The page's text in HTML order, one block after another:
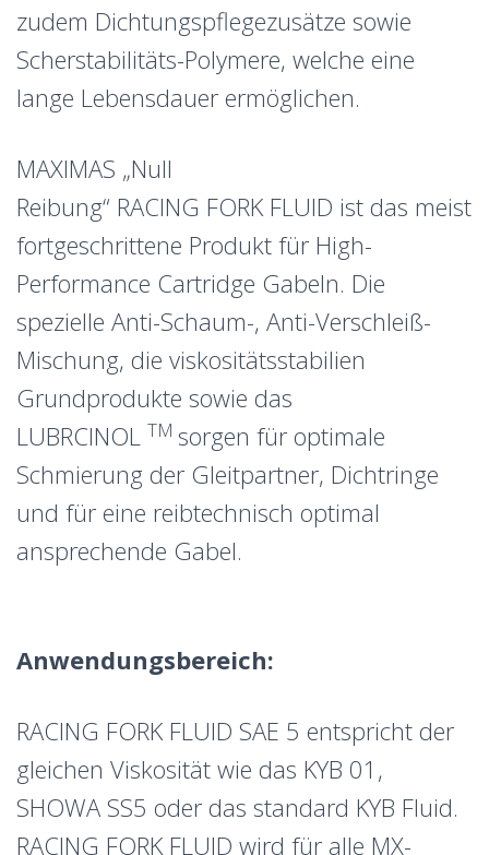
zudem Dichtungspflegezusätze sowie
Scherstabilitäts-Polymere, welche eine
lange Lebensdauer ermöglichen.
MAXIMAS „Null
Reibung“ RACING FORK FLUID ist das meist
fortgeschrittene Produkt für High-
Performance Cartridge Gabeln. Die
spezielle Anti-Schaum-, Anti-Verschleiß-
Mischung, die viskositätsstabilien
Grundprodukte sowie das
LUBRCINOL
TM sorgen für optimale
Schmierung der Gleitpartner, Dichtringe
und für eine reibtechnisch optimal
ansprechende Gabel.
Anwendungsbereich:
RACING FORK FLUID SAE 5 entspricht der
gleichen Viskosität wie das KYB 01,
SHOWA SS5 oder das standard KYB Fluid.
RACING FORK FLUID wird für alle MX-